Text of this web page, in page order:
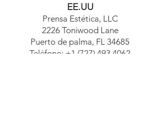
EE.UU
Prensa Estética, LLC
2226 Toniwood Lane
Puerto de palma, FL 34685
Teléfono: +1 (727) 493 4062